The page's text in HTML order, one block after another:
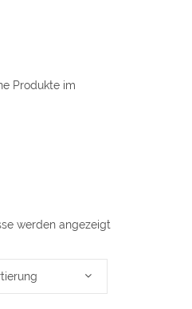
Produkte im
werden angezeigt